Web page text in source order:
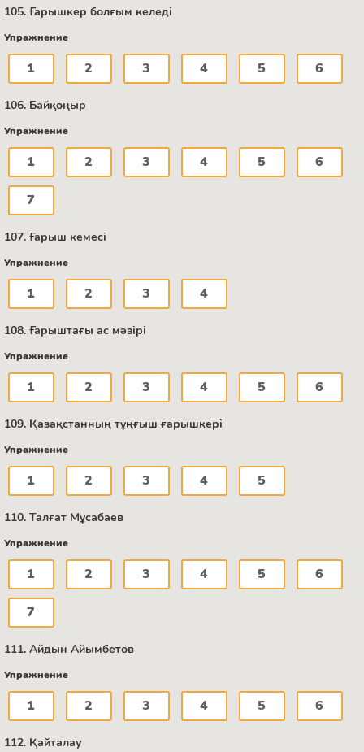
105. Ғарышкер болғым келеді
Упражнение
1 2 3 4 5 6
106. Байқоңыр
Упражнение
1 2 3 4 5 6
7
107. Ғарыш кемесі
Упражнение
1 2 3 4
108. Ғарыштағы ас мәзірі
Упражнение
1 2 3 4 5 6
109. Қазақстанның тұңғыш ғарышкері
Упражнение
1 2 3 4 5
110. Талғат Мұсабаев
Упражнение
1 2 3 4 5 6
7
111. Айдын Айымбетов
Упражнение
1 2 3 4 5 6
112. Қайталау